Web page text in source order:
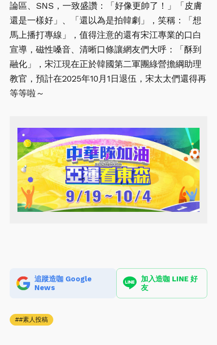
論區、SNS，一致盛讚：「好像更帥了！」「皮膚
還是一樣好」、「還以為是拍韓劇」，笑稱：「想
馬上播打專線」，值得注意的還有宋江專業的口白
宣導，磁性嗓音、清晰口條讓網友們大呼：「酥到
融化」，宋江現在正於韓國第二軍團綠營擔綱助理
教官，預計在2025年10月1日退伍，宋太太們還得再
等等啦～
追蹤造咖 Google
News
加入造咖 LINE 好
友
#素人投稿